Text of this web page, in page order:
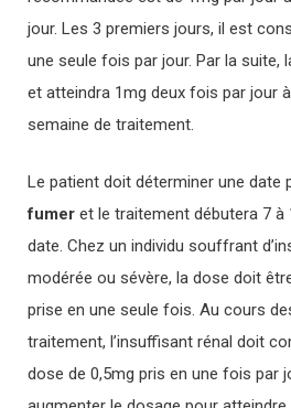
jour. Les 3 premiers jours, il est
une seule fois par jour. Par la suite,
et atteindra 1mg deux fois par jour
semaine de traitement.
Le patient doit déterminer une date
fumer et le traitement débutera 7
date. Chez un individu souffrant
modérée ou sévère, la dose doit
prise en une seule fois. Au cours
traitement, l’insuffisant rénal doit
dose de 0,5mg pris en une fois par